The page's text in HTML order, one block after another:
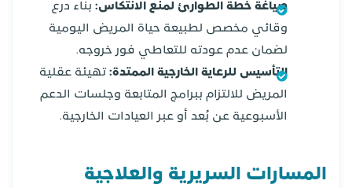
صياغة خطة الطوارئ لمنع الانتكاس:بناء درع
وقائي مخصص لطبيعة حياة المريض اليومية
لضمان عدم عودته للتعاطي فور خروجه.
التأسيس للرعاية الخارجية الممتدة:تهيئة عقلية
المريض للالتزام ببرامج المتابعة وجلسات الدعم
الأسبوعية عن بُعد أو عبر العيادات الخارجية.
المسارات السريرية والعلاجية